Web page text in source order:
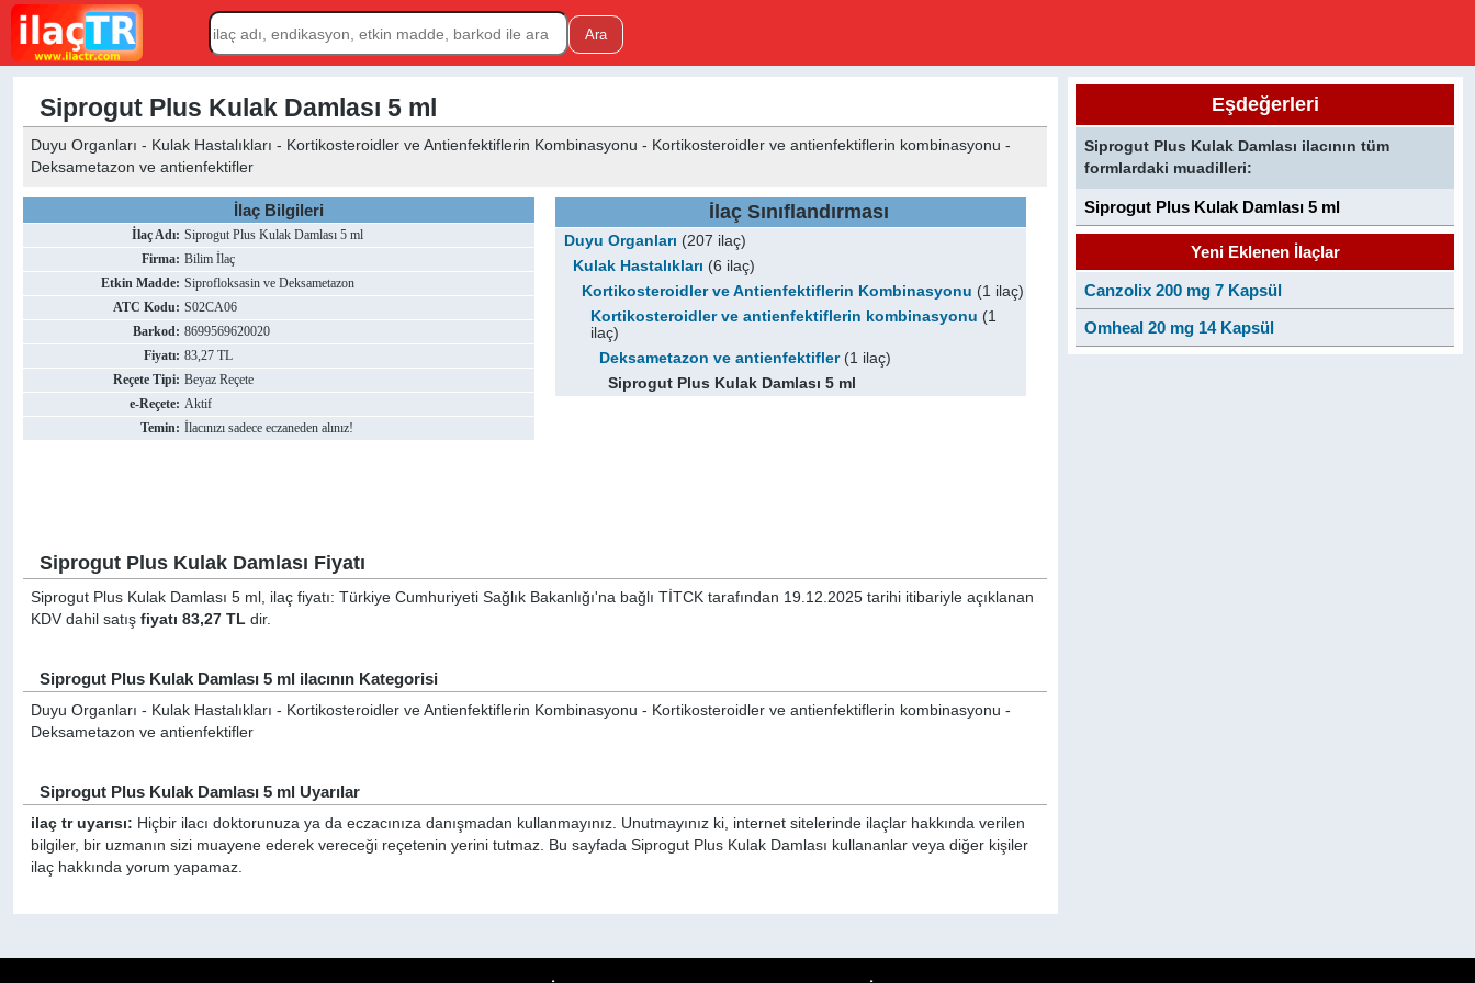
Siprogut Plus Kulak Damlası 5 ml
Duyu Organları - Kulak Hastalıkları - Kortikosteroidler ve Antienfektiflerin Kombinasyonu - Kortikosteroidler ve antienfektiflerin kombinasyonu -
Deksametazon ve antienfektifler
İlaç Bilgileri
İlaç Adı: Siprogut Plus Kulak Damlası 5 ml
Firma: Bilim İlaç
Etkin Madde: Siprofloksasin ve Deksametazon
ATC Kodu: S02CA06
Barkod: 8699569620020
Fiyatı: 83,27 TL
Reçete Tipi: Beyaz Reçete
e-Reçete: Aktif
Temin: İlacınızı sadece eczaneden alınız!
İlaç Sınıflandırması
Duyu Organları (207 ilaç)
Kulak Hastalıkları (6 ilaç)
Kortikosteroidler ve Antienfektiflerin Kombinasyonu (1 ilaç)
Kortikosteroidler ve antienfektiflerin kombinasyonu (1
ilaç)
Deksametazon ve antienfektifler(1 ilaç)
Siprogut Plus Kulak Damlası 5 ml
Siprogut Plus Kulak Damlası Fiyatı
Siprogut Plus Kulak Damlası 5 ml, ilaç fiyatı: Türkiye Cumhuriyeti Sağlık Bakanlığı'na bağlı TİTCK tarafından 19.12.2025 tarihi itibariyle açıklanan
KDV dahil satışfiyatı 83,27 TL dir.
Siprogut Plus Kulak Damlası 5 ml ilacının Kategorisi
Duyu Organları - Kulak Hastalıkları - Kortikosteroidler ve Antienfektiflerin Kombinasyonu - Kortikosteroidler ve antienfektiflerin kombinasyonu -
Deksametazon ve antienfektifler
Siprogut Plus Kulak Damlası 5 ml Uyarılar
ilaç tr uyarısı: Hiçbir ilacı doktorunuza ya da eczacınıza danışmadan kullanmayınız. Unutmayınız ki, internet sitelerinde ilaçlar hakkında verilen
bilgiler, bir uzmanın sizi muayene ederek vereceği reçetenin yerini tutmaz. Bu sayfada Siprogut Plus Kulak Damlası kullananlar veya diğer kişiler
ilaç hakkında yorum yapamaz.
Eşdeğerleri
Siprogut Plus Kulak Damlası ilacının tüm
formlardaki muadilleri:
Siprogut Plus Kulak Damlası 5 ml
Yeni Eklenen İlaçlar
Canzolix 200 mg 7 Kapsül
Omheal 20 mg 14 Kapsül